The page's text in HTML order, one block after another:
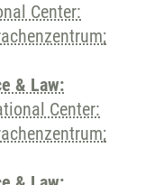
Center:
& Law:
Center: